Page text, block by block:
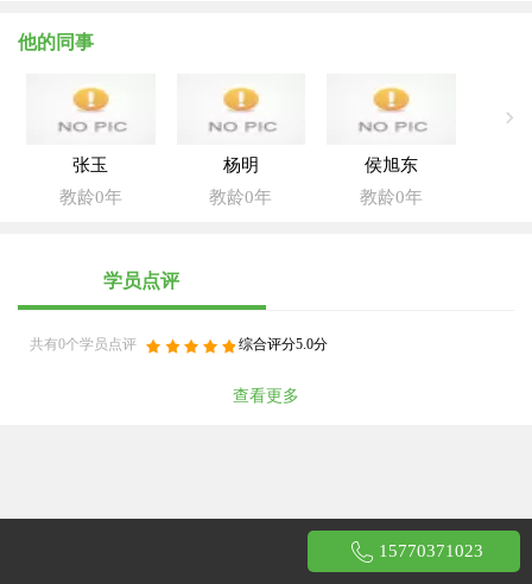
他的同事
张玉
教龄0年
杨明
教龄0年
侯旭东
教龄0年
学员点评
共有0个学员点评 综合评分5.0分
查看更多
15770371023